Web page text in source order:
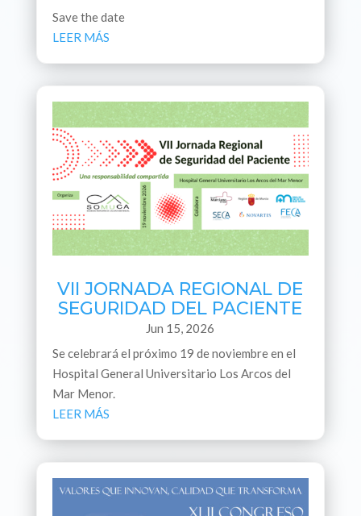
Save the date
LEER MÁS
VII JORNADA REGIONAL DE
SEGURIDAD DEL PACIENTE
Jun 15, 2026
Se celebrará el próximo 19 de noviembre en el
Hospital General Universitario Los Arcos del
Mar Menor.
LEER MÁS